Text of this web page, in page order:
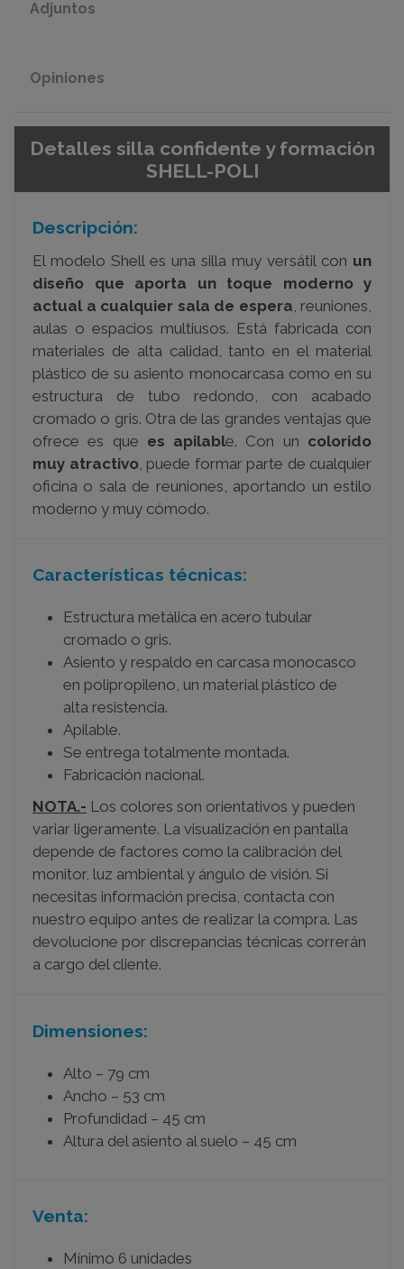
Adjuntos
Opiniones
Detalles silla confidente y formación
SHELL-POLI
Descripción:
El modelo Shell es una silla muy versátil con un
diseño que aporta un toque moderno y
actual a cualquier sala de espera , reuniones,
aulas o espacios multiusos. Está fabricada con
materiales de alta calidad, tanto en el material
plástico de su asiento monocarcasa como en su
estructura de tubo redondo, con acabado
cromado o gris. Otra de las grandes ventajas que
ofrece es que es apilable. Con un colorido
muy atractivo, puede formar parte de cualquier
oficina o sala de reuniones, aportando un estilo
moderno y muy cómodo.
Características técnicas:
Estructura metálica en acero tubular
cromado o gris.
Asiento y respaldo en carcasa monocasco
en polipropileno, un material plástico de
alta resistencia.
Apilable.
Se entrega totalmente montada.
Fabricación nacional.
NOTA.- Los colores son orientativos y pueden
variar ligeramente. La visualización en pantalla
depende de factores como la calibración del
monitor, luz ambiental y ángulo de visión. Si
necesitas información precisa, contacta con
nuestro equipo antes de realizar la compra. Las
devolucione por discrepancias técnicas correrán
a cargo del cliente.
Dimensiones:
Alto – 79 cm
Ancho – 53 cm
Profundidad – 45 cm
Altura del asiento al suelo – 45 cm
Venta:
Mínimo 6 unidades